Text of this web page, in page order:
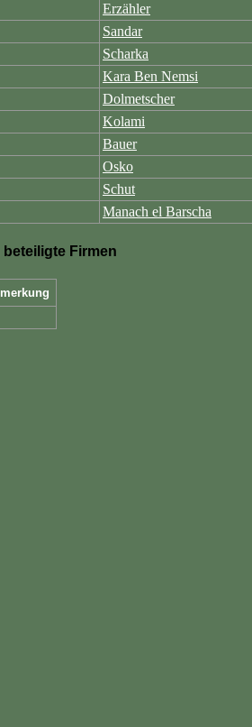
Erzähler
Sandar
Scharka
Kara Ben Nemsi
Dolmetscher
Kolami
Bauer
Osko
Schut
Manach el Barscha
Firmen